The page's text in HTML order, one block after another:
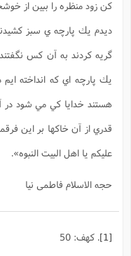
كن زود منظره را ببين از
ديدم يك پارچه ي سبز
گريه كردند به آن كس
يك پارچه اي كه انداخته
هستند خدايا كي مي شود در
قدري از آن خاكها بر اين
عليكم يا اهل البيت النبوه».
حجه الاسلام فاطمی نیا
. کهف: 50